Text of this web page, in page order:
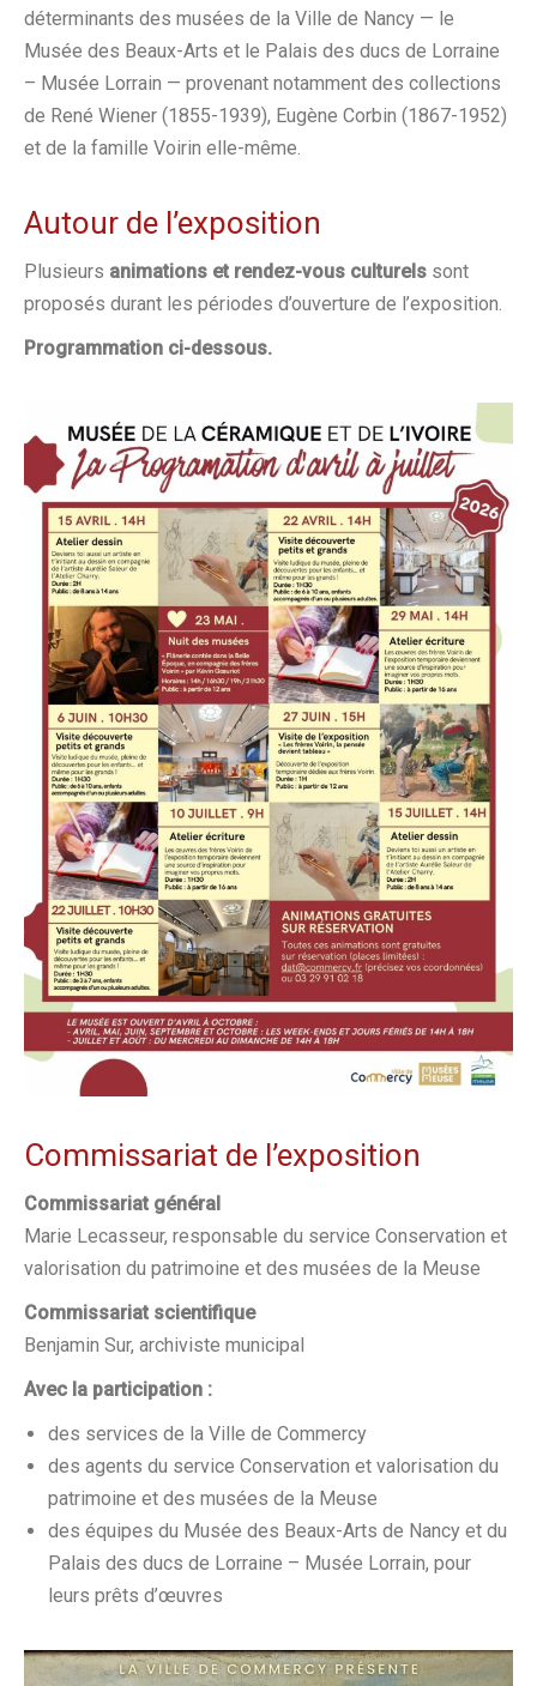
déterminants des musées de la Ville de Nancy — le
Musée des Beaux-Arts et le Palais des ducs de Lorraine
– Musée Lorrain — provenant notamment des collections
de René Wiener (1855-1939), Eugène Corbin (1867-1952)
et de la famille Voirin elle-même.
Autour de l’exposition
Plusieurs animations et rendez-vous culturels sont
proposés durant les périodes d’ouverture de l’exposition.
Programmation ci-dessous.
Commissariat de l’exposition
Commissariat général
Marie Lecasseur, responsable du service Conservation et
valorisation du patrimoine et des musées de la Meuse
Commissariat scientifique
Benjamin Sur, archiviste municipal
Avec la participation :
des services de la Ville de Commercy
des agents du service Conservation et valorisation du
patrimoine et des musées de la Meuse
des équipes du Musée des Beaux-Arts de Nancy et du
Palais des ducs de Lorraine – Musée Lorrain, pour
leurs prêts d’œuvres